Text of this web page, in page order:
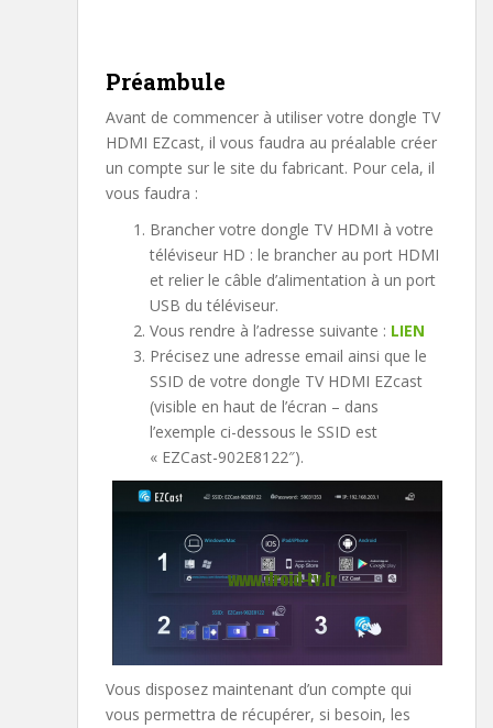
Préambule
Avant de commencer à utiliser votre dongle TV
HDMI EZcast, il vous faudra au préalable créer
un compte sur le site du fabricant. Pour cela, il
vous faudra :
Brancher votre dongle TV HDMI à votre
téléviseur HD : le brancher au port HDMI
et relier le câble d’alimentation à un port
USB du téléviseur.
Vous rendre à l’adresse suivante : LIEN
Précisez une adresse email ainsi que le
SSID de votre dongle TV HDMI EZcast
(visible en haut de l’écran – dans
l’exemple ci-dessous le SSID est
« EZCast-902E8122″).
Vous disposez maintenant d’un compte qui
vous permettra de récupérer, si besoin, les